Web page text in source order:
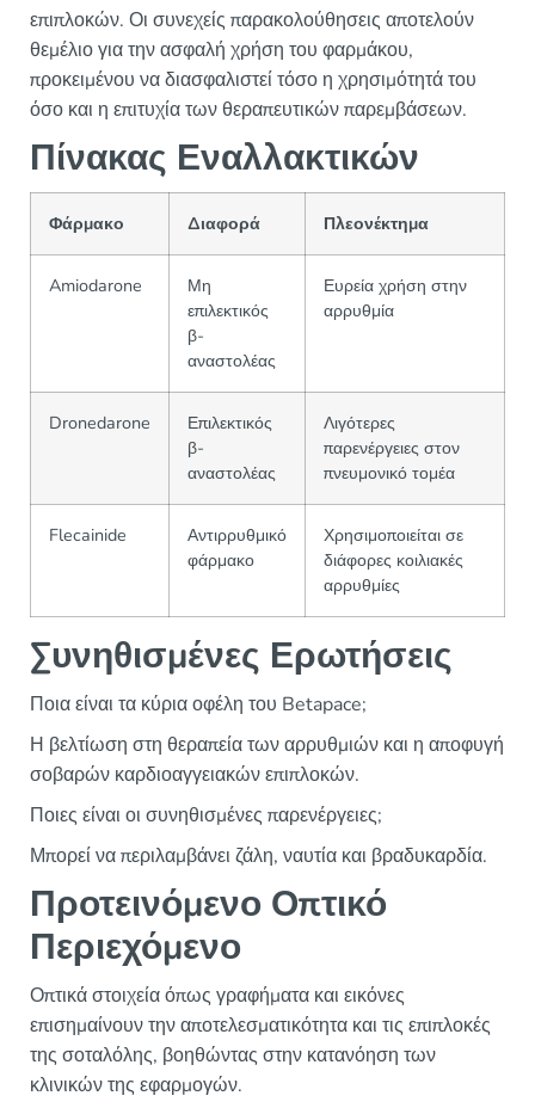
επιπλοκών. Οι συνεχείς παρακολούθησεις αποτελούν
θεμέλιο για την ασφαλή χρήση του φαρμάκου,
προκειμένου να διασφαλιστεί τόσο η χρησιμότητά του
όσο και η επιτυχία των θεραπευτικών παρεμβάσεων.
Πίνακας Εναλλακτικών
Φάρμακο Διαφορά Πλεονέκτημα
Amiodarone
Μη
επιλεκτικός
β-
αναστολέας
Ευρεία χρήση στην
αρρυθμία
Dronedarone
Επιλεκτικός
β-
αναστολέας
Λιγότερες
παρενέργειες στον
πνευμονικό τομέα
Flecainide
Αντιρρυθμικό
φάρμακο
Χρησιμοποιείται σε
διάφορες κοιλιακές
αρρυθμίες
Συνηθισμένες Ερωτήσεις
Ποια είναι τα κύρια οφέλη του Betapace;
Η βελτίωση στη θεραπεία των αρρυθμιών και η αποφυγή
σοβαρών καρδιοαγγειακών επιπλοκών.
Ποιες είναι οι συνηθισμένες παρενέργειες;
Μπορεί να περιλαμβάνει ζάλη, ναυτία και βραδυκαρδία.
Προτεινόμενο Οπτικό
Περιεχόμενο
Οπτικά στοιχεία όπως γραφήματα και εικόνες
επισημαίνουν την αποτελεσματικότητα και τις επιπλοκές
της σοταλόλης, βοηθώντας στην κατανόηση των
κλινικών της εφαρμογών.